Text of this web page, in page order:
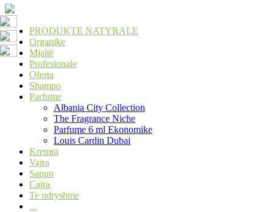
PRODUKTE NATYRALE
Organike
Mjaltë
Profesionale
Oferta
Shampo
Parfume
Albania City Collection
The Fragrance Niche
Parfume 6 ml Ekonomike
Louis Cardin Dubai
Kremra
Vajra
Sapun
Cajra
Te ndryshme
...